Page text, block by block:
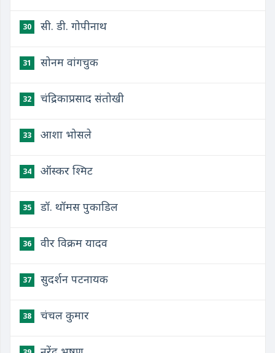
30 सी. डी. गोपीनाथ
31 सोनम वांगचुक
32 चंद्रिकाप्रसाद संतोखी
33 आशा भोसले
34 ऑस्कर श्मिट
35 डॉ. थॉमस पुकाडिल
36 वीर विक्रम यादव
37 सुदर्शन पटनायक
38 चंचल कुमार